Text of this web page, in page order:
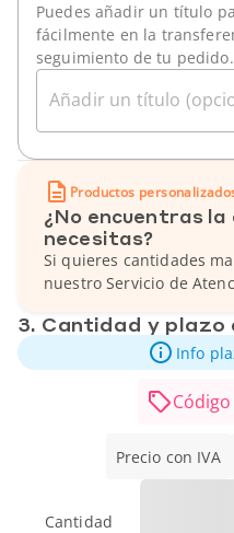
Puedes añadir un título
fácilmente en la
seguimiento de tu pedido.
Añadir un título
Productos
¿No encuentras
necesitas?
Si quieres cantidades
nuestro Servicio de
3. Cantidad y
Info
Precio con IVA
Cantidad